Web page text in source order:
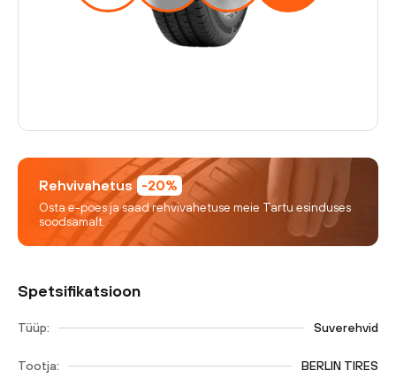
Rehvivahetus -20%
Osta e-poes ja saad rehvivahetuse meie Tartu esinduses
soodsamalt.
Spetsifikatsioon
Tüüp: Suverehvid
Tootja: BERLIN TIRES